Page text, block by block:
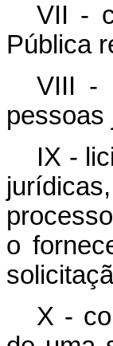
VII -
Pública
VIII -
pessoas
IX -
o
X -